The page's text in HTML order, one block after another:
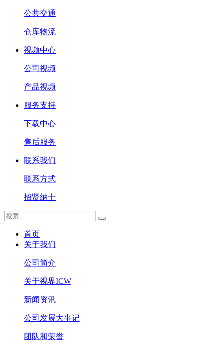
公共交通
仓库物流
视频中心
公司视频
产品视频
服务支持
下载中心
售后服务
联系我们
联系方式
招贤纳士
首页
关于我们
公司简介
关于视界ICW
新闻资讯
公司发展大事记
团队和荣誉